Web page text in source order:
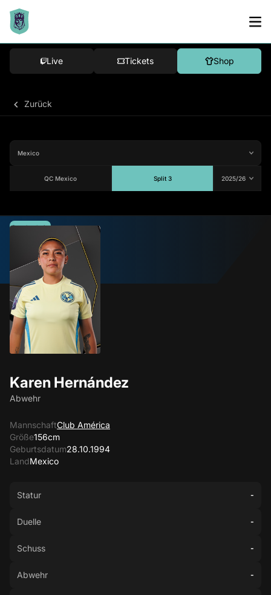
Live Tickets Shop
Zurück
QC Mexico Split 3
Karen Hernández
Abwehr
MannschaftClub América
Größe156cm
Geburtsdatum28.10.1994
LandMexico
Durchschnitt
Statur -
Duelle -
Schuss -
Abwehr -